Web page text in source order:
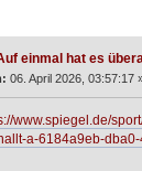
einmal hat es
06. April 2026, 03:57:17
www.spiegel.de/
a-6184a9eb-